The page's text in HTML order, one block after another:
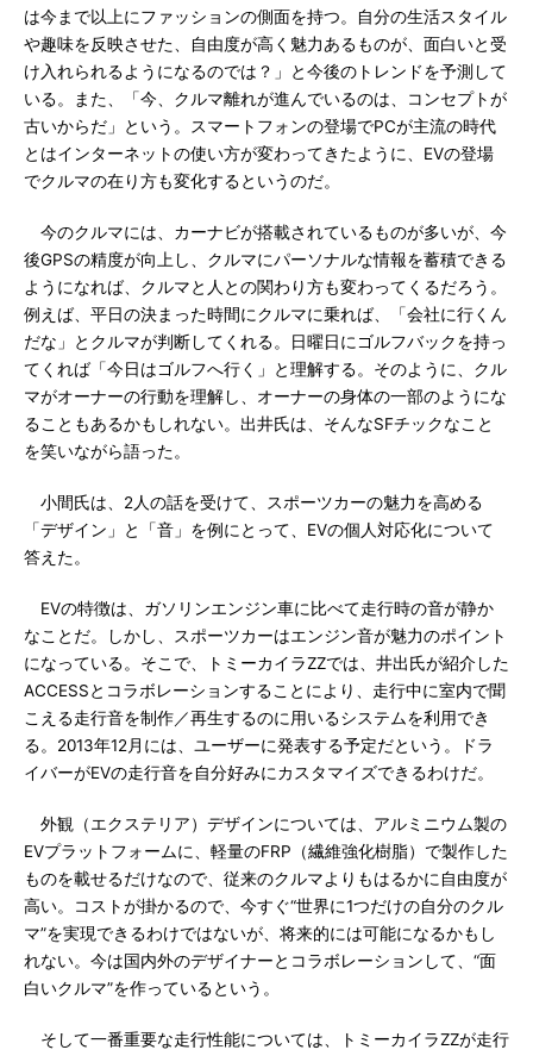
は今まで以上にファッションの側面を持つ。自分の生活スタイル
や趣味を反映させた、自由度が高く魅力あるものが、面白いと受
け入れられるようになるのでは？」と今後のトレンドを予測して
いる。また、「今、クルマ離れが進んでいるのは、コンセプトが
古いからだ」という。スマートフォンの登場でPCが主流の時代
とはインターネットの使い方が変わってきたように、EVの登場
でクルマの在り方も変化するというのだ。
今のクルマには、カーナビが搭載されているものが多いが、今
後GPSの精度が向上し、クルマにパーソナルな情報を蓄積できる
ようになれば、クルマと人との関わり方も変わってくるだろう。
例えば、平日の決まった時間にクルマに乗れば、「会社に行くん
だな」とクルマが判断してくれる。日曜日にゴルフバックを持っ
てくれば「今日はゴルフへ行く」と理解する。そのように、クル
マがオーナーの行動を理解し、オーナーの身体の一部のようにな
ることもあるかもしれない。出井氏は、そんなSFチックなこと
を笑いながら語った。
小間氏は、2人の話を受けて、スポーツカーの魅力を高める
「デザイン」と「音」を例にとって、EVの個人対応化について
答えた。
EVの特徴は、ガソリンエンジン車に比べて走行時の音が静か
なことだ。しかし、スポーツカーはエンジン音が魅力のポイント
になっている。そこで、トミーカイラZZでは、井出氏が紹介した
ACCESSとコラボレーションすることにより、走行中に室内で聞
こえる走行音を制作／再生するのに用いるシステムを利用でき
る。2013年12月には、ユーザーに発表する予定だという。ドラ
イバーがEVの走行音を自分好みにカスタマイズできるわけだ。
外観（エクステリア）デザインについては、アルミニウム製の
EVプラットフォームに、軽量のFRP（繊維強化樹脂）で製作した
ものを載せるだけなので、従来のクルマよりもはるかに自由度が
高い。コストが掛かるので、今すぐ“世界に1つだけの自分のクル
マ”を実現できるわけではないが、将来的には可能になるかもし
れない。今は国内外のデザイナーとコラボレーションして、“面
白いクルマ”を作っているという。
そして一番重要な走行性能については、トミーカイラZZが走行